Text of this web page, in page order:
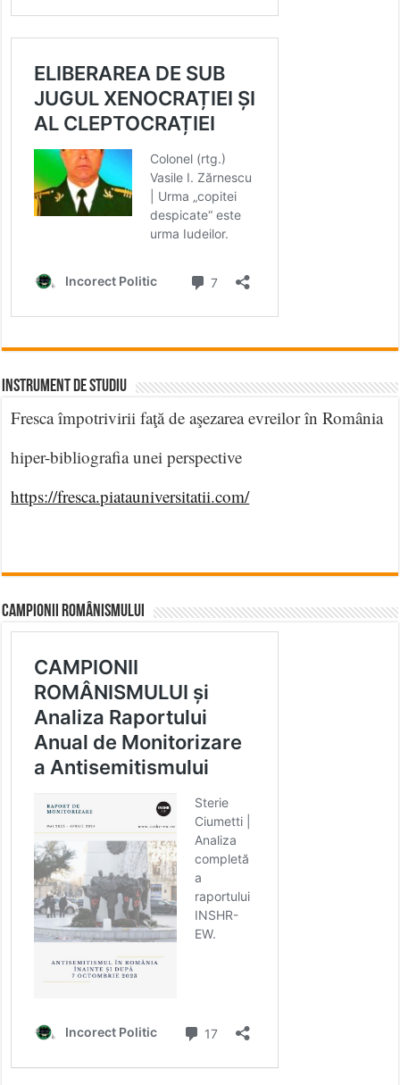
INSTRUMENT DE STUDIU
Fresca împotrivirii faţă de aşezarea evreilor în România
hiper-bibliografia unei perspective
https://fresca.piatauniversitatii.com/
CAMPIONII ROMÂNISMULUI